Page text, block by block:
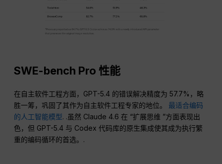
SWE-bench Pro 性能
在自主软件工程方面，GPT-5.4 的错误解决精度为 57.7%，略
胜一筹，巩固了其作为自主软件工程专家的地位。 最适合编码
的人工智能模型. .虽然 Claude 4.6 在 “扩展思维 ”方面表现出
色，但 GPT-5.4 与 Codex 代码库的原生集成使其成为执行繁
重的编码循环的首选。.